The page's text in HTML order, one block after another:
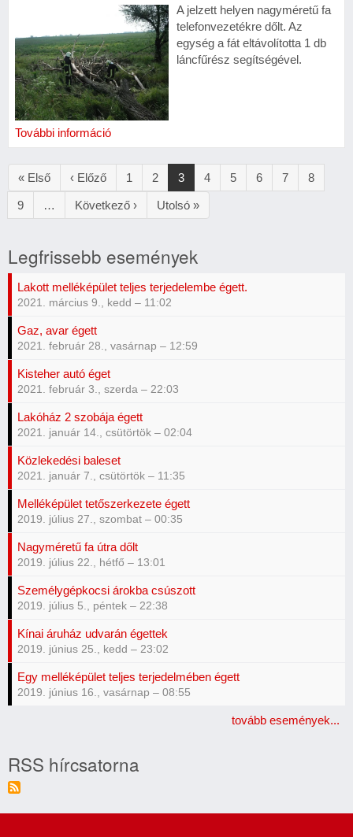
A jelzett helyen nagyméretű fa
telefonvezetékre dőlt. Az
egység a fát eltávolította 1 db
láncfűrész segítségével.
További információ
Oldalszámozás
Első
oldal
« Első
Előző
oldal
‹ Előző Oldal
1 Oldal
2
Jelenlegi
oldal
3 Oldal
4 Oldal
5 Oldal
6 Oldal
7 Oldal
8
Oldal
9 …
Következő
oldal
Következő ›
Utolsó
oldal
Utolsó »
Legfrissebb események
Lakott melléképület teljes terjedelembe égett.
2021. március 9., kedd – 11:02
Gaz, avar égett
2021. február 28., vasárnap – 12:59
Kisteher autó éget
2021. február 3., szerda – 22:03
Lakóház 2 szobája égett
2021. január 14., csütörtök – 02:04
Közlekedési baleset
2021. január 7., csütörtök – 11:35
Melléképület tetőszerkezete égett
2019. július 27., szombat – 00:35
Nagyméretű fa útra dőlt
2019. július 22., hétfő – 13:01
Személygépkocsi árokba csúszott
2019. július 5., péntek – 22:38
Kínai áruház udvarán égettek
2019. június 25., kedd – 23:02
Egy melléképület teljes terjedelmében égett
2019. június 16., vasárnap – 08:55
tovább események...
RSS hírcsatorna